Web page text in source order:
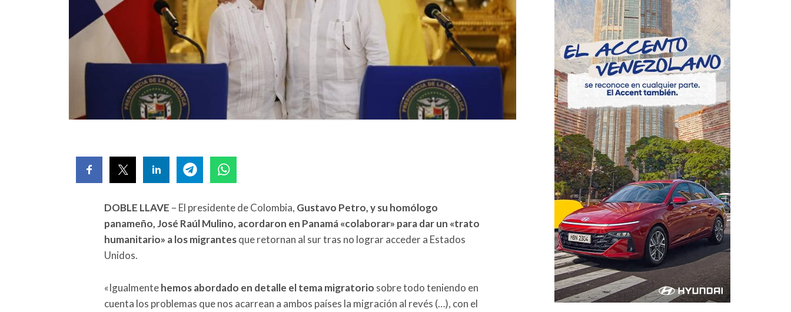
DOBLE LLAVE – El presidente de Colombia, Gustavo Petro, y su homólogo
panameño, José Raúl Mulino, acordaron en Panamá «colaborar» para dar un «trato
humanitario» a los migrantesque retornan al sur tras no lograr acceder a Estados
Unidos.
«Igualmentehemos abordado en detalle el tema migratorio sobre todo teniendo en
cuenta los problemas que nos acarrean a ambos países la migración al revés (…), con el